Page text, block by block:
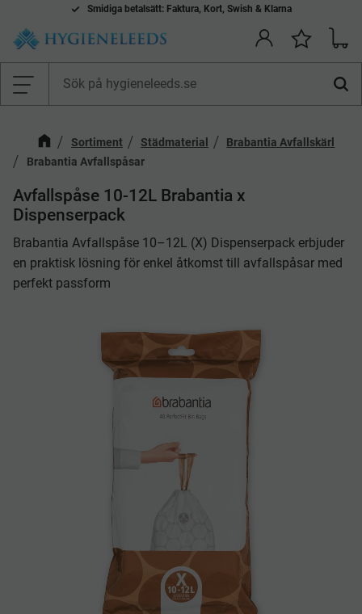
Meny
Komplett leverantör av städ-, hygien- och vårdprodukter
Smidiga betalsätt: Faktura, Kort, Swish & Klarna
Sortiment Städmaterial
Brabantia Avfallskärl
Brabantia Avfallspåsar
​Avfallspåse 10-12L Brabantia x
Dispenserpack
Brabantia Avfallspåse 10–12L (X) Dispenserpack erbjuder
en praktisk lösning för enkel åtkomst till avfallspåsar med
perfekt passform